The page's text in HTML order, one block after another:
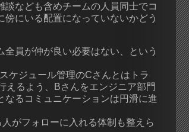
なども含めチームの人員同士でコ
にいる配置になっていないかどう
員が仲が良い必要はない、という
ケジュール管理のCさんとはトラ
えるよう、Bさんをエンジニア部門
るコミュニケーションは円滑に進
がフォローに入れる体制も整えら